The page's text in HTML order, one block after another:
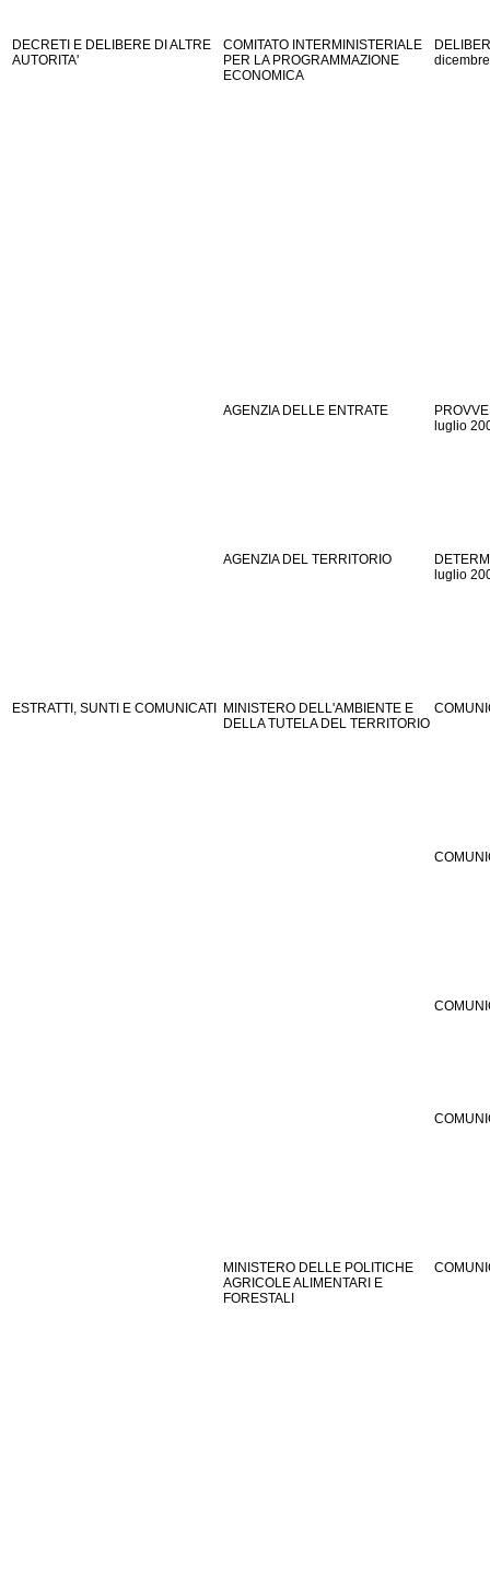
DECRETI E DELIBERE DI ALTRE
AUTORITA'
COMITATO INTERMINISTERIALE
PER LA PROGRAMMAZIONE
ECONOMICA
AGENZIA DELLE ENTRATE
luglio
AGENZIA DEL TERRITORIO
luglio
ESTRATTI, SUNTI E COMUNICATI MINISTERO DELL'AMBIENTE E
DELLA TUTELA DEL TERRITORIO
MINISTERO DELLE POLITICHE
AGRICOLE ALIMENTARI E
FORESTALI